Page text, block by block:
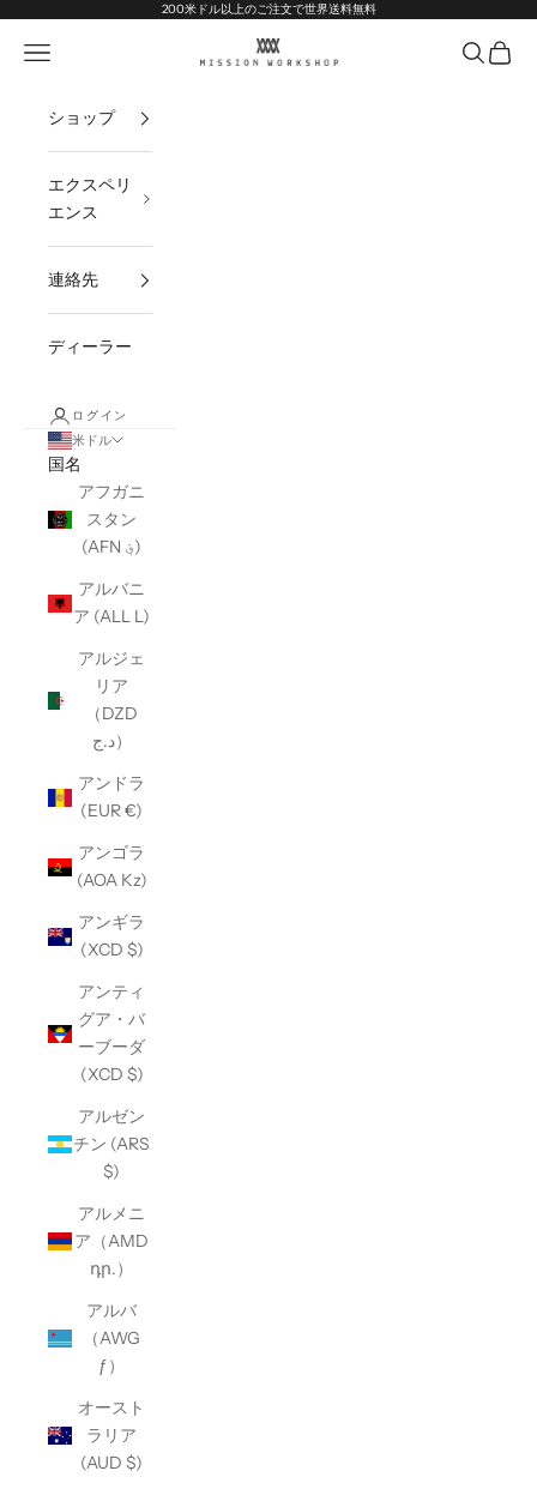
コンテンツへスキップ
Go to Accessibility Statement200米ドル以上のご注文で世界送料無料
MISSION WORKSHOP
ナビゲーションメニューを開く オープン
オー
ショップ
エクスペリ
エンス
連絡先
ディーラー
ログイン
米ドル
国名
アフガニ
スタン
(AFN ؋)
アルバニ
ア (ALL L)
アルジェ
リア
（DZD
د.ج）
アンドラ
(EUR €)
アンゴラ
(AOA Kz)
アンギラ
(XCD $)
アンティ
グア・バ
ーブーダ
(XCD $)
アルゼン
チン (ARS
$)
アルメニ
ア（AMD
դր.）
アルバ
（AWG
ƒ）
オースト
ラリア
(AUD $)